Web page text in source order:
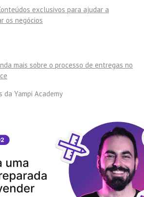
exclusivos para ajudar a
os negócios
mais sobre o processo de entregas no
da Yampi Academy